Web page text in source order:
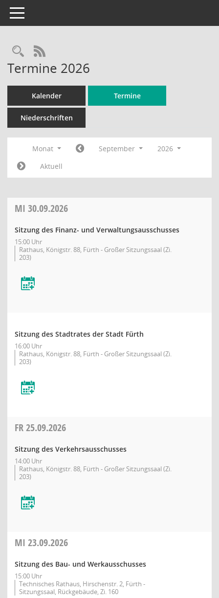
Toggle navigation
Rechercheauswahl
RSS-Feed
Termine 2026
Kalender Termine
Niederschriften
Monat September
2026
Aktuell
MI 30.09.2026
Sitzung des Finanz- und Verwaltungsausschusses
15:00 Uhr
Rathaus, Königstr. 88, Fürth - Großer Sitzungssaal (Zi.
203)
Sitzung des Stadtrates der Stadt Fürth
16:00 Uhr
Rathaus, Königstr. 88, Fürth - Großer Sitzungssaal (Zi.
203)
FR25.09.2026
Sitzung des Verkehrsausschusses
14:00 Uhr
Rathaus, Königstr. 88, Fürth - Großer Sitzungssaal (Zi.
203)
MI 23.09.2026
Sitzung des Bau- und Werkausschusses
15:00 Uhr
Technisches Rathaus, Hirschenstr. 2, Fürth -
Sitzungssaal, Rückgebäude, Zi. 160